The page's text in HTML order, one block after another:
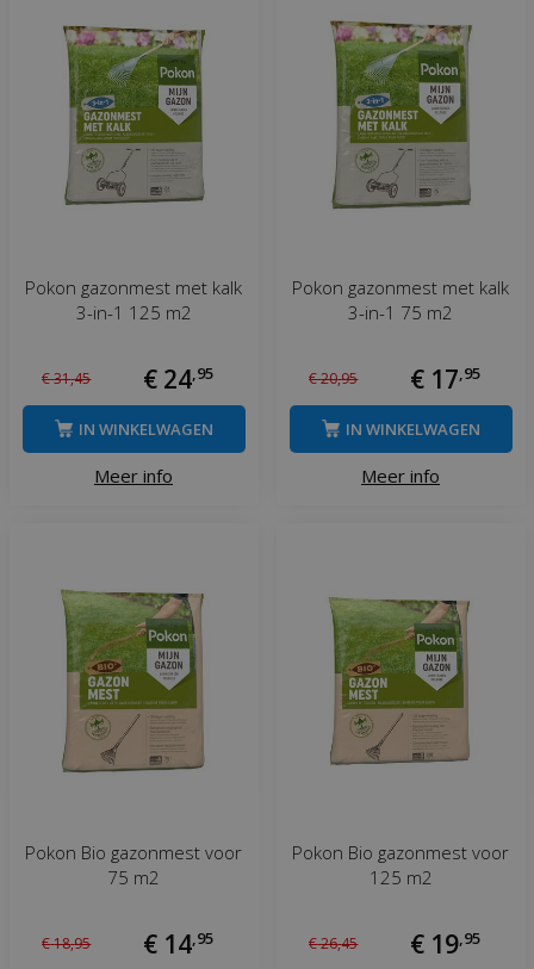
Pokon gazonmest met kalk
3-in-1 125 m2
€31,45 € 24 95
Meer info
IN WINKELWAGEN
Pokon gazonmest met kalk
3-in-1 75 m2
€20,95 € 17 95
Meer info
IN WINKELWAGEN
Pokon Bio gazonmest voor
75 m2
€18,95 € 14 95
Pokon Bio gazonmest voor
125 m2
€26,45 € 19, 95